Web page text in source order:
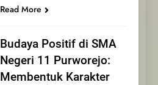
Read More
Budaya Positif di SMA
Negeri 11 Purworejo:
Membentuk Karakter